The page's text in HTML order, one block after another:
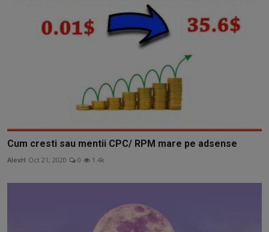
Cum cresti sau mentii CPC/ RPM mare pe adsense
AlexH Oct 21, 2020 0 1.4k